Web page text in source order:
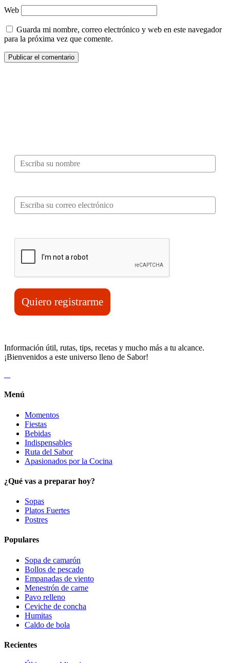
Web
Guarda mi nombre, correo electrónico y web en este navegador
para la próxima vez que comente.
Quiero registrarme
Información útil, rutas, tips, recetas y mucho más a tu alcance.
¡Bienvenidos a este universo lleno de Sabor!
Menú
Momentos
Fiestas
Bebidas
Indispensables
Ruta del Sabor
Apasionados por la Cocina
¿Qué vas a preparar hoy?
Sopas
Platos Fuertes
Postres
Populares
Sopa de camarón
Bollos de pescado
Empanadas de viento
Menestrón de carne
Pavo relleno
Ceviche de concha
Humitas
Caldo de bola
Recientes